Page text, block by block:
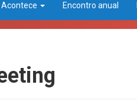
Acontece Encontro anual